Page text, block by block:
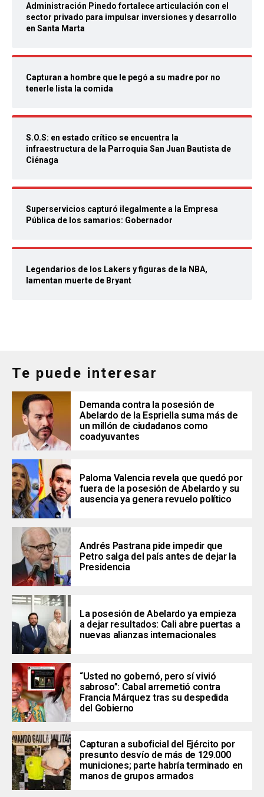
Administración Pinedo fortalece articulación con el
sector privado para impulsar inversiones y desarrollo
en Santa Marta
Capturan a hombre que le pegó a su madre por no
tenerle lista la comida
S.O.S: en estado crítico se encuentra la
infraestructura de la Parroquia San Juan Bautista de
Ciénaga
Superservicios capturó ilegalmente a la Empresa
Pública de los samarios: Gobernador
Legendarios de los Lakers y figuras de la NBA,
lamentan muerte de Bryant
Te puede interesar
Demanda contra la posesión de
Abelardo de la Espriella suma más de
un millón de ciudadanos como
coadyuvantes
Paloma Valencia revela que quedó por
fuera de la posesión de Abelardo y su
ausencia ya genera revuelo político
Andrés Pastrana pide impedir que
Petro salga del país antes de dejar la
Presidencia
La posesión de Abelardo ya empieza
a dejar resultados: Cali abre puertas a
nuevas alianzas internacionales
“Usted no gobernó, pero sí vivió
sabroso”: Cabal arremetió contra
Francia Márquez tras su despedida
del Gobierno
Capturan a suboficial del Ejército por
presunto desvío de más de 129.000
municiones; parte habría terminado en
manos de grupos armados